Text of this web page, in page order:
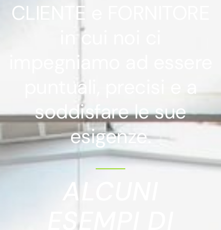
CLIENTE e FORNITORE
in cui noi ci
impegniamo ad essere
puntuali, precisi e a
soddisfare le sue
esigenze.
ALCUNI
ESEMPI DI